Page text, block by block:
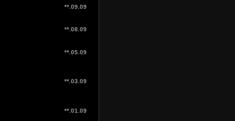
**.09.09
**.08.09
**.05.09
**.03.09
**.01.09